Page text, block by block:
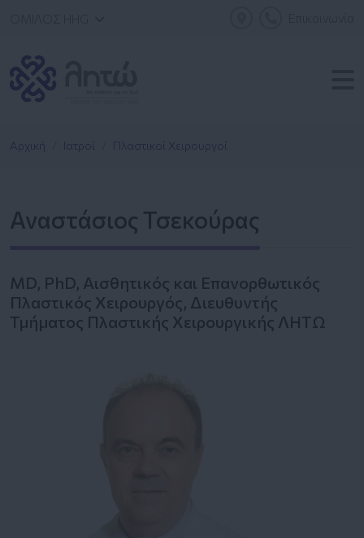
Αρχική Ιατροί Πλαστικοί Χειρουργοί
Αναστάσιος Τσεκούρας
MD, PhD, Αισθητικός και Επανορθωτικός
Πλαστικός Χειρουργός, Διευθυντής
Τμήματος Πλαστικής Χειρουργικής ΛΗΤΩ